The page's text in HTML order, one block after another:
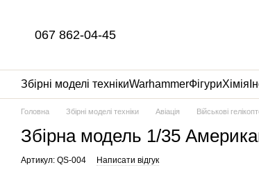
067 862-04-45
Збірні моделі технікиWarhammerФігуриХімія
Головна Збірні моделі техніки Авіація Військові
Збірна модель 1/35
Артикул: QS-004 Написати відгук